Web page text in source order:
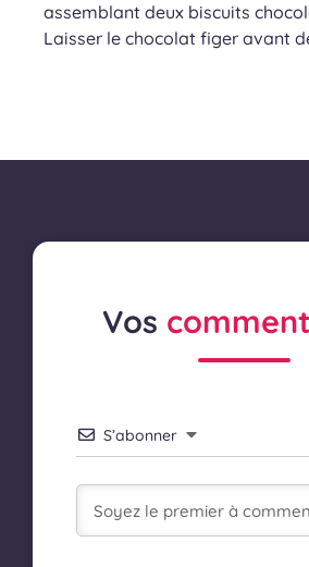
assemblant deux biscuits
Laisser le chocolat figer avant
Vos
S’abonner